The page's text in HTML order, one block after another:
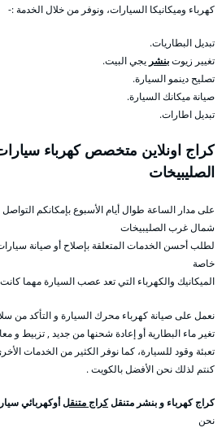
كهرباء وميكانيكا السيارات، ونوفر من خلال الخدمة :-
تبديل البطاريات.
تغيير زيوتبنشر يجي البيت.
تصليح دينمو السيارة.
صيانة ميكانك السيارة.
تبديل اطارات.
كراج اونلاين متخصص كهرباء
الصليبيخات
على مدار الساعة طوال أيام الأسبوع بإمكانكم
شمال غرب الصليبيخات
لطلب أحسن الخدمات المتعلقة بإصلاح أو صيانة
خاصة
الميكانيك والكهرباء التي تعد عصب السيارة مهما كانت
نعمل على صيانة كهرباء محرك السيارة و التأكد من
تغير ماء البطارية أو إعادة شحنها من جديد , تزبيط و
تعبئة وقود للسيارة، كما نوفر الكثير من الخدمات
كنتم لذلك نحن الأفضل بالكويت .
كراج كهرباء و بنشر متنقلكراج متنقلأوكهربائي
نحن